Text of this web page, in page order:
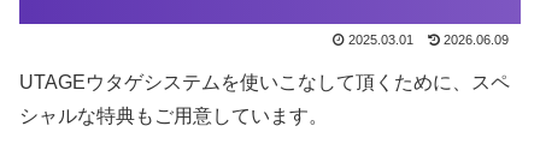
2025.03.01 2026.06.09
UTAGEウタゲシステムを使いこなして頂くために、スペ
シャルな特典もご用意しています。